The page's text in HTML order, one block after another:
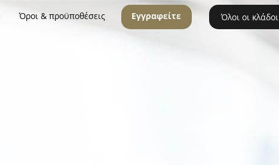
Όροι & προϋποθέσεις Εγγραφείτε Όλοι οι κλάδοι